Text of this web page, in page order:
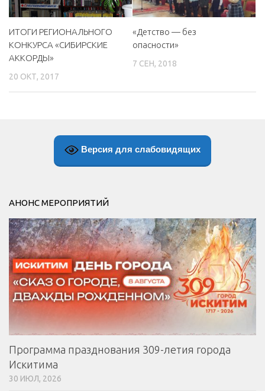
ИТОГИ РЕГИОНАЛЬНОГО
КОНКУРСА «СИБИРСКИЕ
АККОРДЫ»
20 ОКТ, 2017
«Детство — без
опасности»
7 СЕН, 2018
Версия для слабовидящих
АНОНС МЕРОПРИЯТИЙ
Программа празднования 309-летия города
Искитима
30 ИЮЛ, 2026